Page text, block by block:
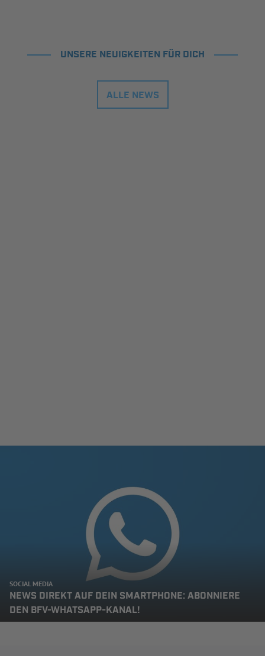
UNSERE NEUIGKEITEN FÜR DICH
ALLE NEWS
SOCIAL MEDIA
NEWS DIREKT AUF DEIN SMARTPHONE: ABONNIERE
DEN BFV-WHATSAPP-KANAL!